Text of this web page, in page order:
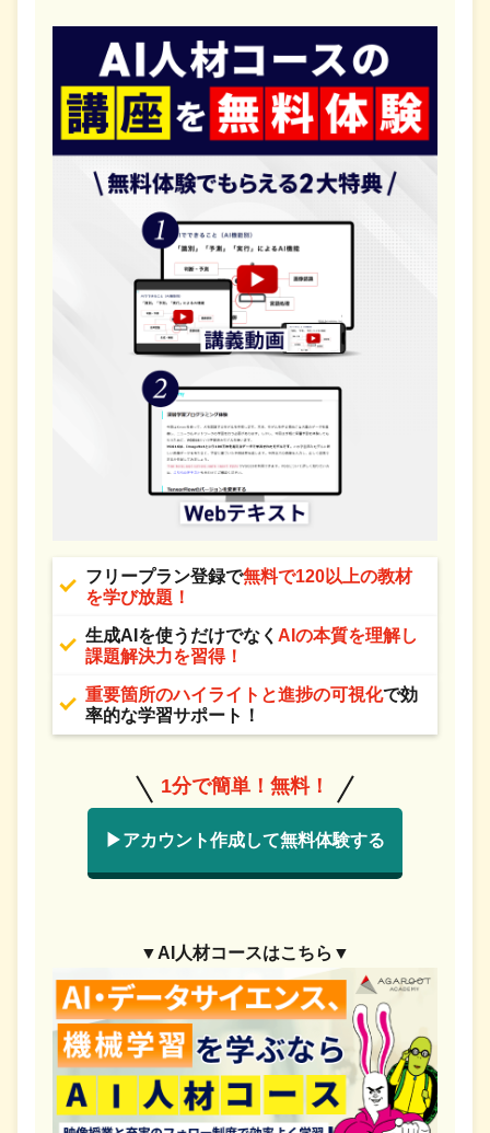
フリープラン登録で無料で120以上の教材
を学び放題！
生成AIを使うだけでなく AIの本質を理解し
課題解決力を習得！
重要箇所のハイライトと進捗の可視化で効
率的な学習サポート！
1分で簡単！無料！
▶アカウント作成して無料体験する
▼AI人材コースはこちら▼